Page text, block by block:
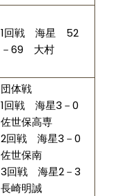
1回戦 海星 52
－69 大村
団体戦
1回戦 海星3－0
佐世保高専
2回戦 海星3－0
佐世保南
3回戦 海星2－3
長崎明誠